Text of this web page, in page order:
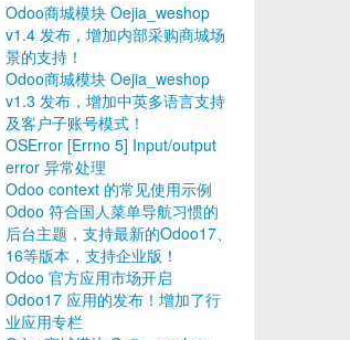
Odoo商城模块 Oejia_weshop
v1.4 发布，增加内部采购商城场
景的支持！
Odoo商城模块 Oejia_weshop
v1.3 发布，增加中英多语言支持
及客户子账号模式！
OSError [Errno 5] Input/output
error 异常处理
Odoo context 的常见使用示例
Odoo 符合国人菜单导航习惯的
后台主题，支持最新的Odoo17、
16等版本，支持企业版！
Odoo 官方应用市场开启
Odoo17 应用的发布！增加了行
业应用专栏